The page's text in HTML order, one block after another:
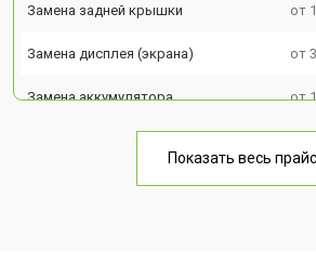
Замена задней крышки от
Замена дисплея (экрана) от
Замена аккумулятора от
Замена материнской платы от
Показать весь прайс